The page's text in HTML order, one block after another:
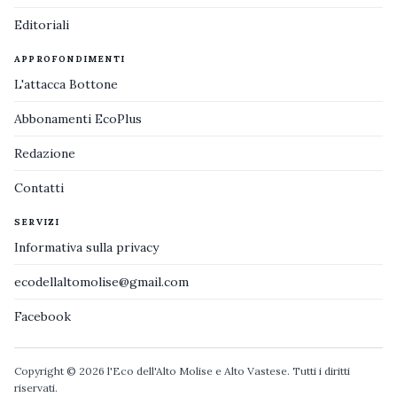
Editoriali
APPROFONDIMENTI
L'attacca Bottone
Abbonamenti EcoPlus
Redazione
Contatti
SERVIZI
Informativa sulla privacy
ecodellaltomolise@gmail.com
Facebook
Copyright © 2026 l'Eco dell'Alto Molise e Alto Vastese. Tutti i diritti
riservati.